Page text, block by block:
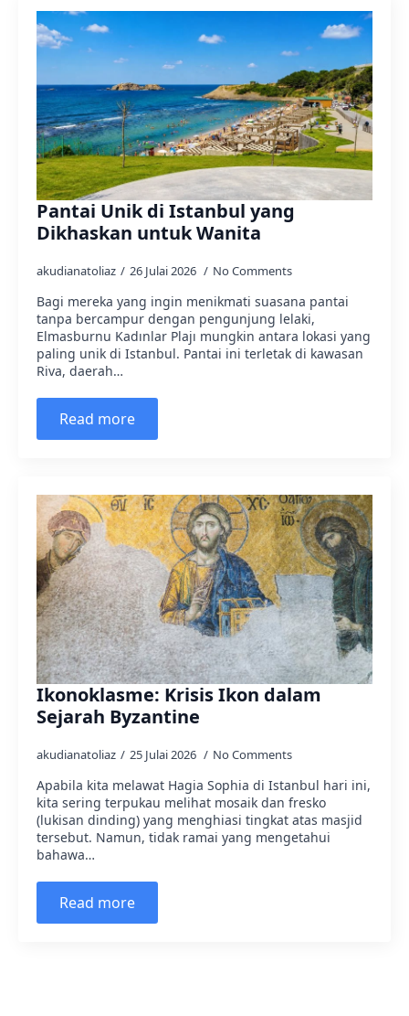
Pantai Unik di Istanbul yang
Dikhaskan untuk Wanita
akudianatoliaz 26 Julai 2026 No Comments
Bagi mereka yang ingin menikmati suasana pantai
tanpa bercampur dengan pengunjung lelaki,
Elmasburnu Kadınlar Plajı mungkin antara lokasi yang
paling unik di Istanbul. Pantai ini terletak di kawasan
Riva, daerah…
Read more
Ikonoklasme: Krisis Ikon dalam
Sejarah Byzantine
akudianatoliaz 25 Julai 2026 No Comments
Apabila kita melawat Hagia Sophia di Istanbul hari ini,
kita sering terpukau melihat mosaik dan fresko
(lukisan dinding) yang menghiasi tingkat atas masjid
tersebut. Namun, tidak ramai yang mengetahui
bahawa…
Read more